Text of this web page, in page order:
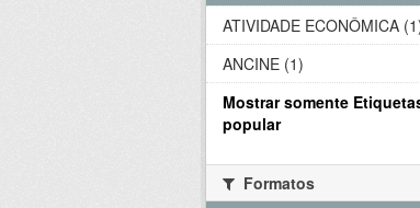
ATIVIDADE ECONÔMICA
ANCINE (1)
Mostrar somente
popular
Formatos